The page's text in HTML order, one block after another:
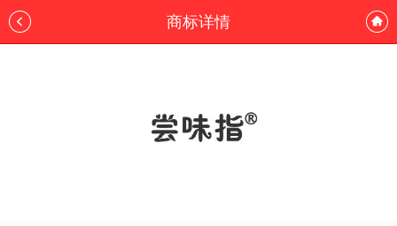
商标详情